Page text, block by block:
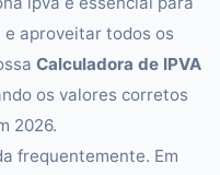
aproveitar todos os
Calculadora de IPVA
os valores corretos
2026.
frequentemente. Em